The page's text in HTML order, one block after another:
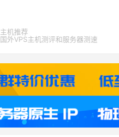
主机推荐
国外VPS主机测评和服务器测速